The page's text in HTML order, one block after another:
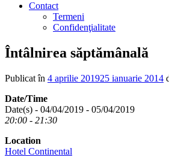
Contact
Termeni
Confidenţialitate
Întâlnirea săptămânală
Publicat în 4 aprilie 201925 ianuarie 2014
Date/Time
Date(s) - 04/04/2019 - 05/04/2019
20:00 - 21:30
Location
Hotel Continental